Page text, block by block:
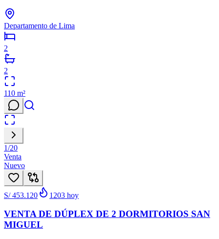
Departamento de Lima
2
2
110 m²
1/20
Venta
Nuevo
S/ 453.120 1203 hoy
VENTA DE DÚPLEX DE 2 DORMITORIOS SAN
MIGUEL